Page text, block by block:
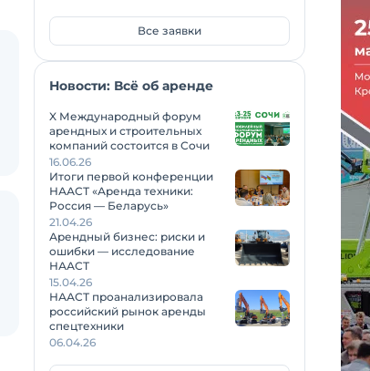
Все заявки
Новости: Всё об аренде
X Международный форум
арендных и строительных
компаний состоится в Сочи
16.06.26
Итоги первой конференции
НААСТ «Аренда техники:
Россия — Беларусь»
21.04.26
Арендный бизнес: риски и
ошибки — исследование
НААСТ
15.04.26
НААСТ проанализировала
российский рынок аренды
спецтехники
06.04.26